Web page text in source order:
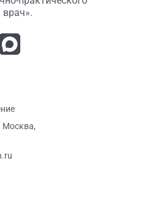
Москва,